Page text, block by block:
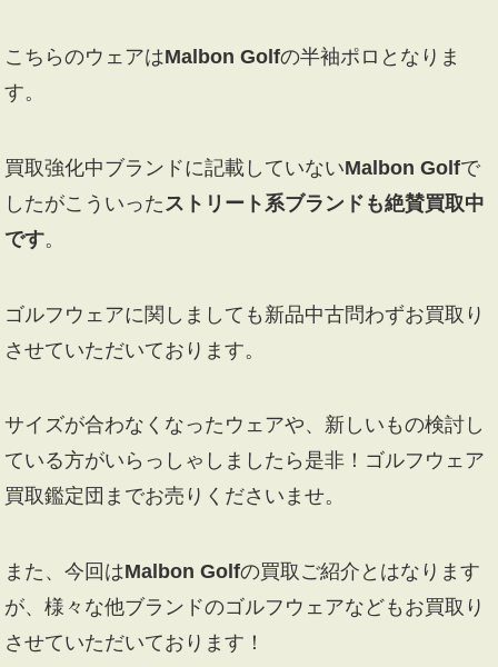
こちらのウェアはMalbon Golfの半袖ポロとなりま
す。
買取強化中ブランドに記載していないMalbon Golfで
したがこういった ストリート系ブランドも絶賛買取中
です。
ゴルフウェアに関しましても新品中古問わずお買取り
させていただいております。
サイズが合わなくなったウェアや、新しいもの検討し
ている方がいらっしゃしましたら是非！ゴルフウェア
買取鑑定団までお売りくださいませ。
また、今回はMalbon Golfの買取ご紹介とはなります
が、様々な他ブランドのゴルフウェアなどもお買取り
させていただいております！